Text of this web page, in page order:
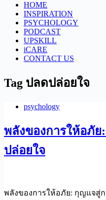
HOME
INSPIRATION
PSYCHOLOGY
PODCAST
UPSKILL
iCARE
CONTACT US
Tag ปลดปล่อยใจ
psychology
พลังของการให้อภั
ปล่อยใจ
พลังของการให้อภัย: กุญแจสู่